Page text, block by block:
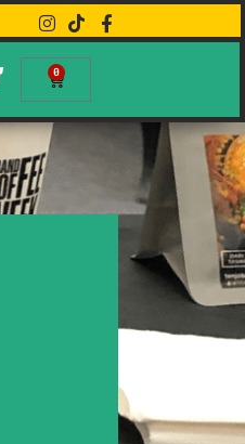
0